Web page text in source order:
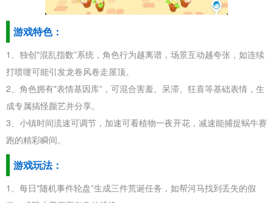
游戏特色：
1、独创"混乱指数”系统，角色行为越离谱，场景互动越夸张，如连续
打喷嚏可能引发龙卷风卷走屋顶。
2、角色拥有"表情基因库”，可混合害羞、呆滞、狂喜等基础表情，生
成专属搞怪颜艺并分享。
3、小镇时间流速可调节，加速可看植物一夜开花，减速能捕捉蜗牛赛
跑的精彩瞬间。
游戏玩法：
1、每日"随机事件轮盘”生成三件荒诞任务，如帮河马找到丢失的假